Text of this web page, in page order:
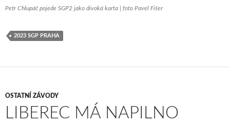
Petr Chlupáč pojede SGP2 jako divoká karta | foto Pavel Fišer
2023 SGP PRAHA
OSTATNÍ ZÁVODY
LIBEREC MÁ NAPILNO